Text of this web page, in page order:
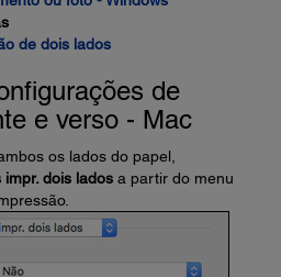
de dois lados
de
e verso - Mac
os lados do papel,
impr. dois lados a partir do menu